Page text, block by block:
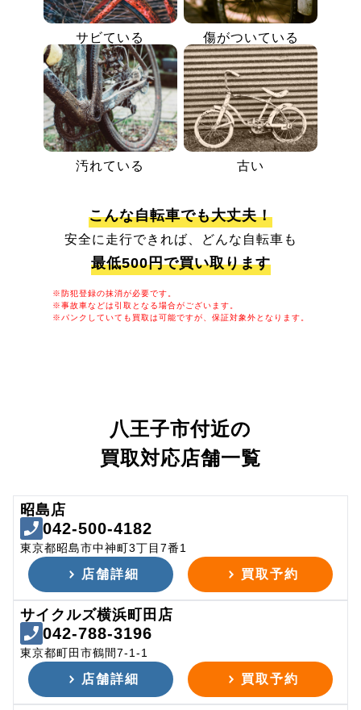
サビている 傷がついている
汚れている 古い
こんな自転車でも大丈夫！
安全に走行できれば、どんな自転車も
最低500円で買い取ります
※防犯登録の抹消が必要です。
※事故車などは引取となる場合がございます。
※パンクしていても買取は可能ですが、保証対象外となります。
八王子市付近の
買取対応店舗一覧
昭島店
042-500-4182
東京都昭島市中神町3丁目7番1
店舗詳細 買取予約
サイクルズ横浜町田店
042-788-3196
東京都町田市鶴間7-1-1
店舗詳細 買取予約